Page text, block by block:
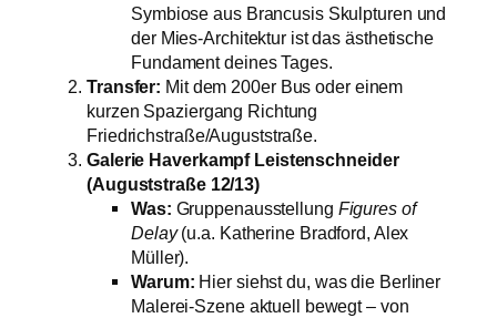
Symbiose aus Brancusis Skulpturen und
der Mies-Architektur ist das ästhetische
Fundament deines Tages.
Transfer: Mit dem 200er Bus oder einem
kurzen Spaziergang Richtung
Friedrichstraße/Auguststraße.
Galerie Haverkampf Leistenschneider
(Auguststraße 12/13)
Was: Gruppenausstellung Figures of
Delay(u.a. Katherine Bradford, Alex
Müller).
Warum: Hier siehst du, was die Berliner
Malerei-Szene aktuell bewegt – von